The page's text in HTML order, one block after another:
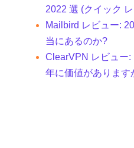
2022 選 (クイック
Mailbird レビュー:
当にあるのか?
ClearVPN レビュー
年に価値があります